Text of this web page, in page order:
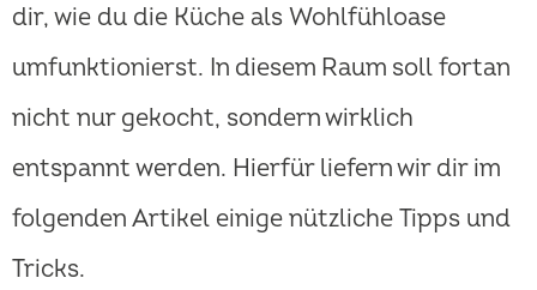
dir, wie du die Küche als Wohlfühloase
umfunktionierst. In diesem Raum soll fortan
nicht nur gekocht, sondern wirklich
entspannt werden. Hierfür liefern wir dir im
folgenden Artikel einige nützliche Tipps und
Tricks.